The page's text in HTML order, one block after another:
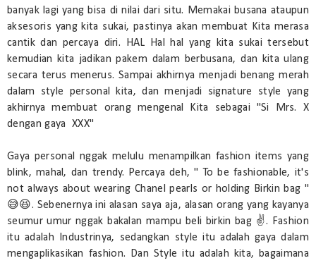
banyak lagi yang bisa di nilai dari situ. Memakai busana ataupun
aksesoris yang kita sukai, pastinya akan membuat Kita merasa
cantik dan percaya diri. HAL Hal hal yang kita sukai tersebut
kemudian kita jadikan pakem dalam berbusana, dan kita ulang
secara terus menerus. Sampai akhirnya menjadi benang merah
dalam style personal kita, dan menjadi signature style yang
akhirnya membuat orang mengenal Kita sebagai "Si Mrs. X
dengan gaya XXX"
Gaya personal nggak melulu menampilkan fashion items yang
blink, mahal, dan trendy. Percaya deh, " To be fashionable, it's
not always about wearing Chanel pearls or holding Birkin bag "
😅😆. Sebenernya ini alasan saya aja, alasan orang yang kayanya
seumur umur nggak bakalan mampu beli birkin bag ✌. Fashion
itu adalah Industrinya, sedangkan style itu adalah gaya dalam
mengaplikasikan fashion. Dan Style itu adalah kita, bagaimana